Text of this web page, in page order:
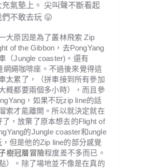
氣墊上。 尖叫聲不斷看起
不敢去玩 😛
大原因是為了叢林飛索 Zip
of the Gibbon，去PongYang
（Jungle coaster)。還有
網繩咖啡座。不過後來覺得這
太累了，（拼車接到所有參加
概都要兩個多小時），而且參
，如果不玩zip line的話
索才能離開。所以就決定就在
了，放棄了原本想去的Flight of
的Jungle coaster和ungle
但是他的Zip line的部分感覺
樹冠層冒險程度差不多而已。
）。除了場地並不像是在真的